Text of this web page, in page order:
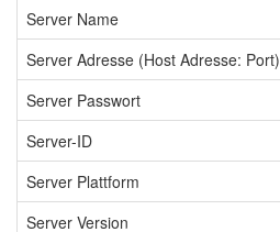
Server Name
Server Adresse (Host Adresse: Port)
Server Passwort
Server-ID
Server Plattform
Server Version